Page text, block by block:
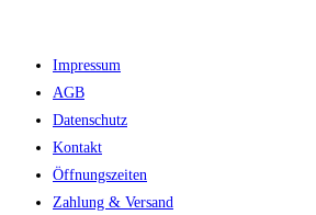
Impressum
AGB
Datenschutz
Kontakt
Öffnungszeiten
Zahlung & Versand